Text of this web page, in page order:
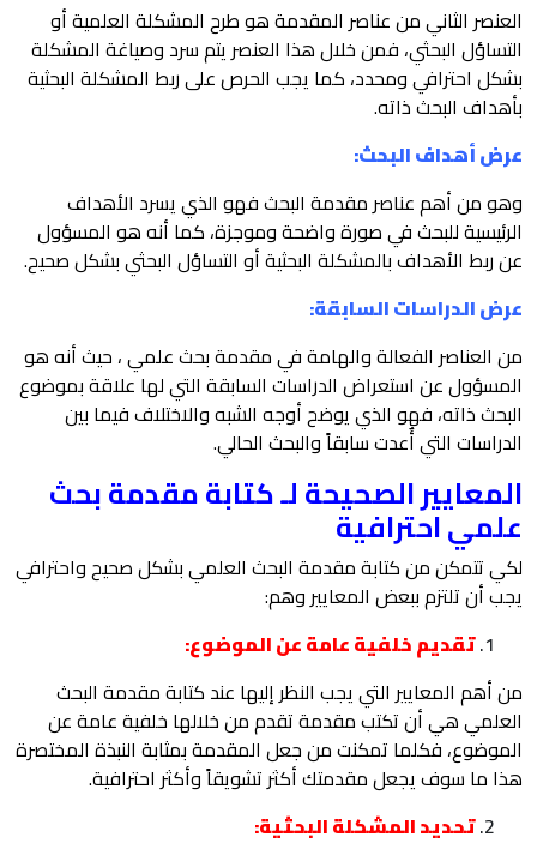
العنصر الثاني من عناصر المقدمة هو طرح المشكلة العلمية أو
التساؤل البحثي، فمن خلال هذا العنصر يتم سرد وصياغة المشكلة
بشكل احترافي ومحدد، كما يجب الحرص على ربط المشكلة البحثية
بأهداف البحث ذاته.
عرض أهداف البحث:
وهو من أهم عناصر مقدمة البحث فهو الذي يسرد الأهداف
الرئيسية للبحث في صورة واضحة وموجزة، كما أنه هو المسؤول
عن ربط الأهداف بالمشكلة البحثية أو التساؤل البحثي بشكل صحيح.
عرض الدراسات السابقة:
من العناصر الفعالة والهامة في مقدمة بحث علمي ، حيث أنه هو
المسؤول عن استعراض الدراسات السابقة التي لها علاقة بموضوع
البحث ذاته، فهو الذي يوضح أوجه الشبه والاختلاف فيما بين
الدراسات التي أٌعدت سابقاً والبحث الحالي.
المعايير الصحيحة لـ كتابة مقدمة بحث
علمي احترافية
لكي تتمكن من كتابة مقدمة البحث العلمي بشكل صحيح واحترافي
يجب أن تلتزم ببعض المعايير وهم:
تقديم خلفية عامة عن الموضوع:
من أهم المعايير التي يجب النظر إليها عند كتابة مقدمة البحث
العلمي هي أن تكتب مقدمة تقدم من خلالها خلفية عامة عن
الموضوع، فكلما تمكنت من جعل المقدمة بمثابة النبذة المختصرة
هذا ما سوف يجعل مقدمتك أكثر تشويقاً وأكثر احترافية.
تحديد المشكلة البحثية: